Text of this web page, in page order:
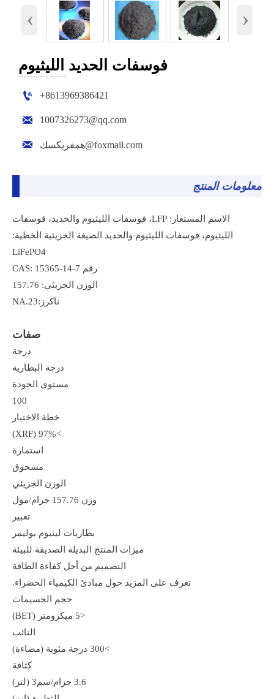
‹ ›
فوسفات الحديد الليثيوم
 +8613969386421
 1007326273@qq.com
 همفريكسك@foxmail.com
معلومات المنتج
الاسم المستعار: LFP، فوسفات الليثيوم والحديد، فوسفات
الليثيوم، فوسفات الليثيوم والحديد الصيغة الجزيئية الخطية:
LiFePO4
رقم CAS: 15365-14-7
الوزن الجزيئي: 157.76
ناكرز:NA.23
صفات
درجة
درجة البطارية
مستوى الجودة
100
خطة الاختبار
>97% (XRF)
استمارة
مسحوق
الوزن الجزيئي
وزن 157.76 جرام/مول
تعبير
بطاريات ليثيوم بوليمر
ميزات المنتج البديلة الصديقة للبيئة
التصميم من أجل كفاءة الطاقة
تعرف على المزيد حول مبادئ الكيمياء الخضراء.
حجم الجسيمات
<5 ميكرومتر (BET)
النائب
>300 درجة مئوية (مضاءة)
كثافة
3.6 جرام/سم3 (لتر)